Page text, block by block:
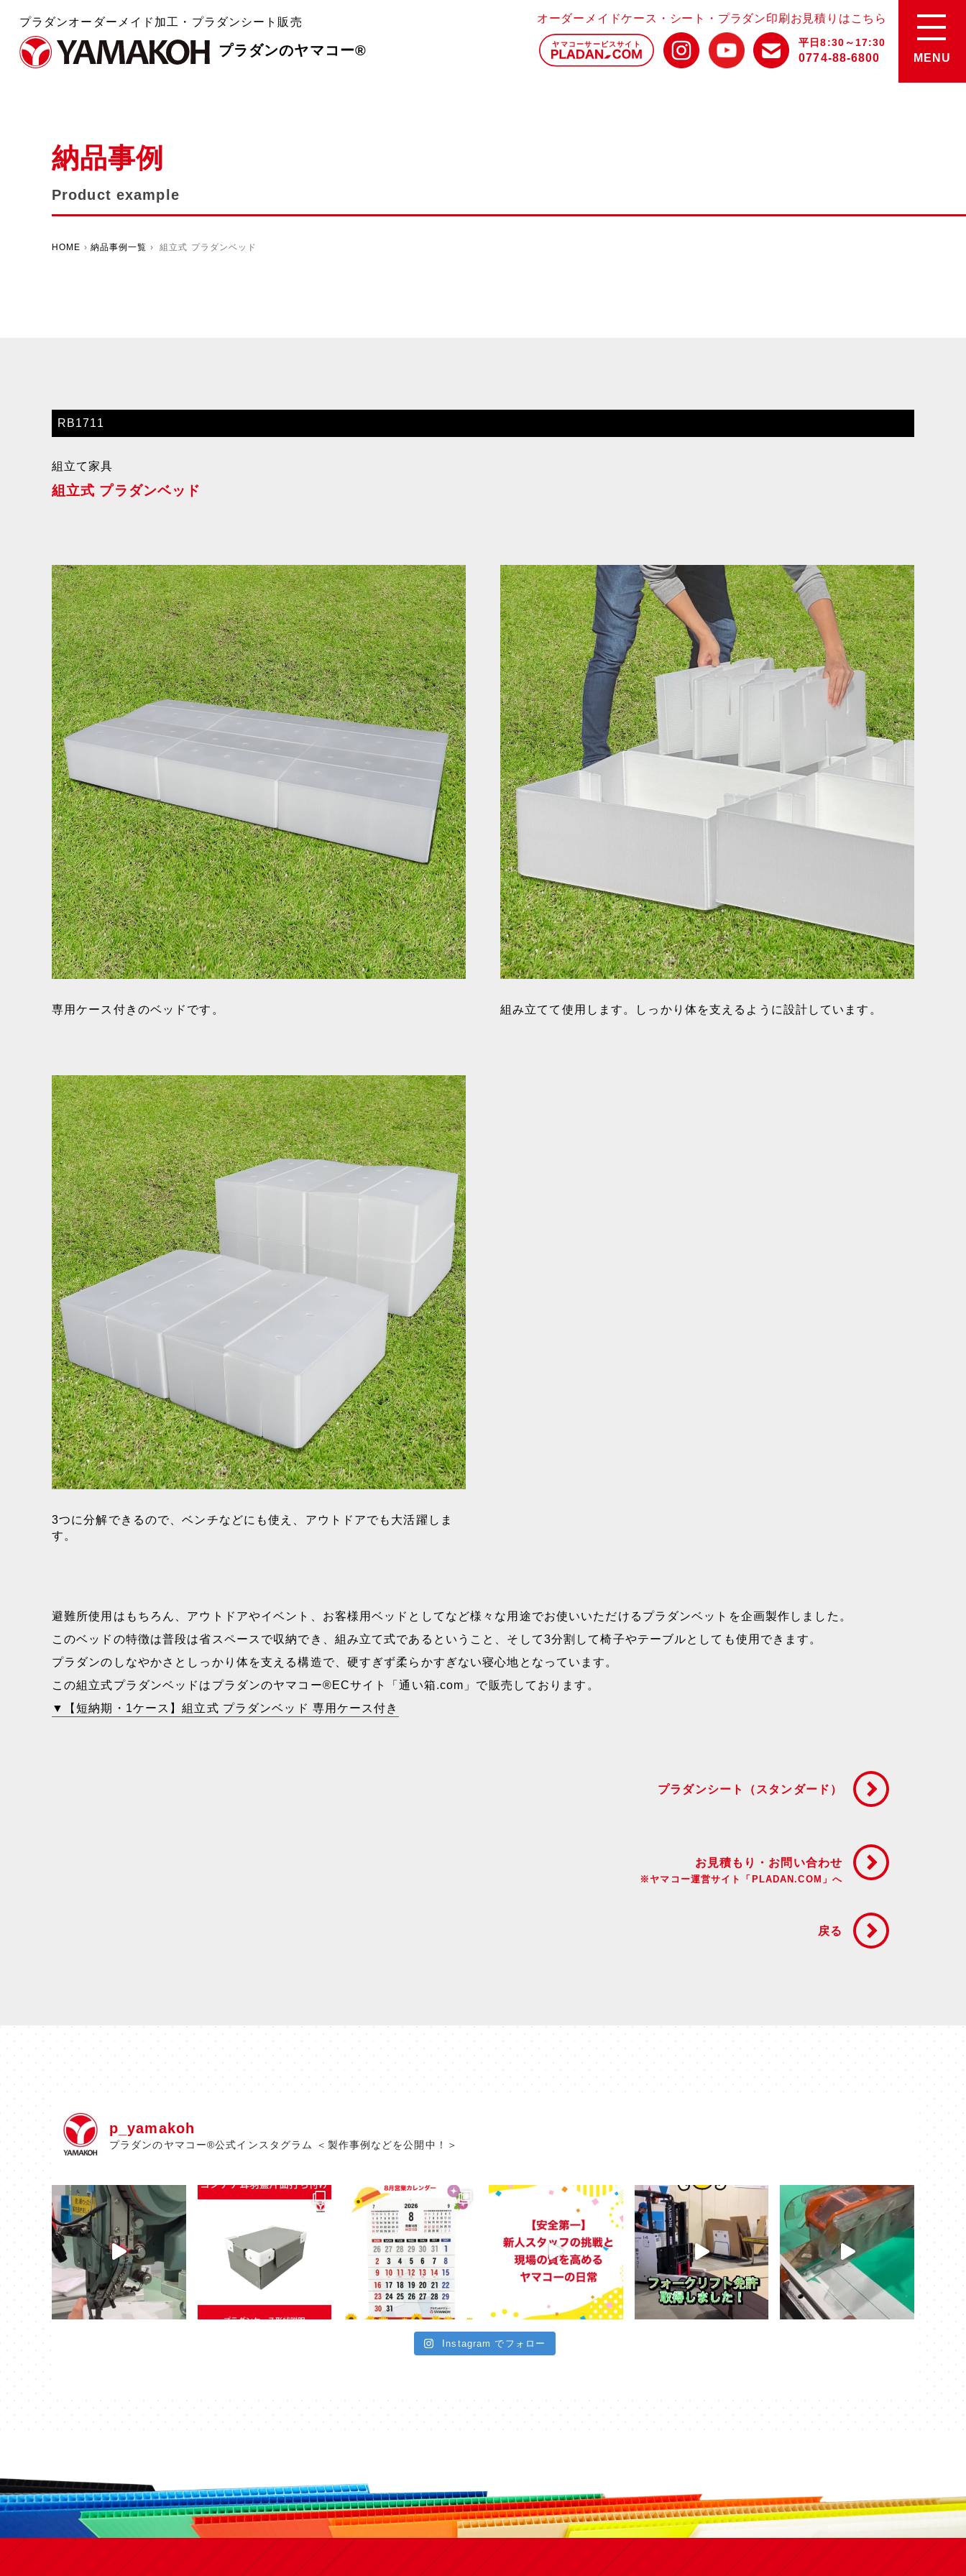
プラダンオーダーメイド加工・プラダンシート販売
プラダンのヤマコー®
オーダーメイドケース・シート・プラダン印刷お見積りはこちら
平日8:30～17:30
0774-88-6800 MENU
納品事例
Product example
HOME › 納品事例一覧 › 組立式 プラダンベッド
RB1711
組立て家具
組立式 プラダンベッド
専用ケース付きのベッドです。 組み立てて使用します。しっかり体を支えるように設計しています。
3つに分解できるので、ベンチなどにも使え、アウトドアでも大活躍しま
す。
避難所使用はもちろん、アウトドアやイベント、お客様用ベッドとしてなど様々な用途でお使いいただけるプラダンベットを企画製作しました。
このベッドの特徴は普段は省スペースで収納でき、組み立て式であるということ、そして3分割して椅子やテーブルとしても使用できます。
プラダンのしなやかさとしっかり体を支える構造で、硬すぎず柔らかすぎない寝心地となっています。
この組立式プラダンベッドはプラダンのヤマコー®ECサイト「通い箱.com」で販売しております。
▼【短納期・1ケース】組立式 プラダンベッド 専用ケース付き
プラダンシート（スタンダード）
お見積もり・お問い合わせ
※ヤマコー運営サイト「PLADAN.COM」へ
戻る
p_yamakoh
プラダンのヤマコー®公式インスタグラム ＜製作事例などを公開中！＞
Instagram でフォロー